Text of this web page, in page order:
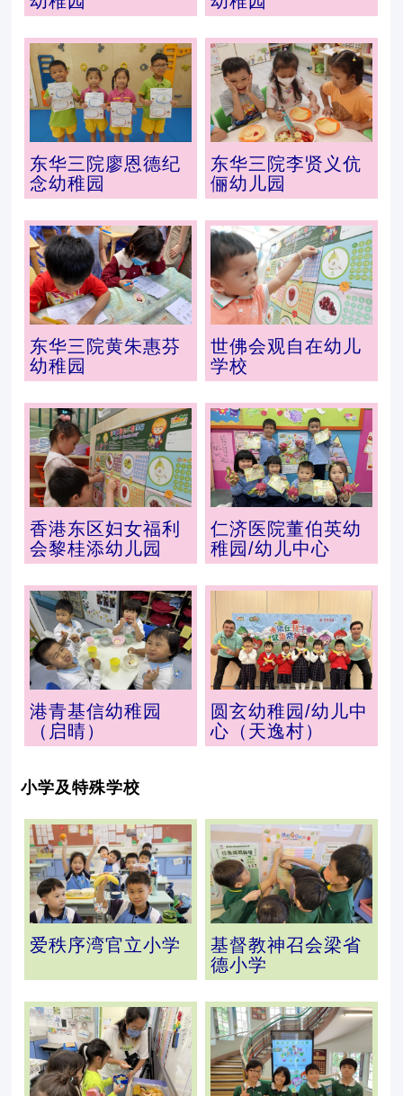
东华三院廖恩德纪
念幼稚园
东华三院李贤义伉
俪幼儿园
东华三院黄朱惠芬
幼稚园
世佛会观自在幼儿
学校
香港东区妇女福利
会黎桂添幼儿园
仁济医院董伯英幼
稚园/幼儿中心
港青基信幼稚园
（启晴）
圆玄幼稚园/幼儿中
心（天逸村）
小学及特殊学校
爱秩序湾官立小学
基督教神召会梁省
德小学